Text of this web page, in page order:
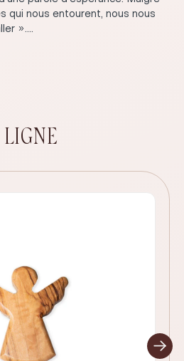
qui nous entourent, nous nous
»....